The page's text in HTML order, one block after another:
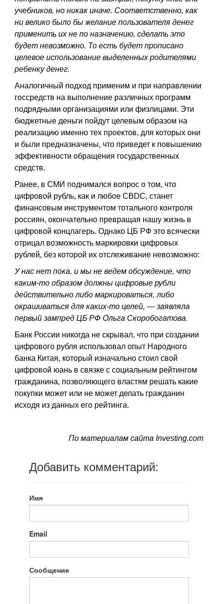
учебников, но никак иначе. Соответственно, как
ни велико было бы желание пользователя денег
применить их не по назначению, сделать это
будет невозможно. То есть будет прописано
целевое использование выделенных родителями
ребенку денег.
Аналогичный подход применим и при направлении
госсредств на выполнение различных программ
подрядными организациями или физлицами. Эти
бюджетные деньги пойдут целевым образом на
реализацию именно тех проектов, для которых они
и были предназначены, что приведет к повышению
эффективности обращения государственных
средств.
Ранее, в СМИ поднимался вопрос о том, что
цифровой рубль, как и любое CBDC, станет
финансовым инструментом тотального контроля
россиян, окончательно превращая нашу жизнь в
цифровой концлагерь. Однако ЦБ РФ это всячески
отрицал возможность маркировки цифровых
рублей, без которой их отслеживание невозможно:
У нас нет пока, и мы не ведем обсуждение, что
каким-то образом должны цифровые рубли
действительно либо маркироваться, либо
окрашиваться для каких-то целей, — заявляла
первый зампред ЦБ РФ Ольга Скоробогатова.
Банк России никогда не скрывал, что при создании
цифрового рубля использовал опыт Народного
банка Китая, который изначально стоил свой
цифровой юань в связке с социальным рейтингом
гражданина, позволяющего властям решать какие
покупки может или не может делать гражданин
исходя из данных его рейтинга.
По материалам сайта Investing.com
Добавить комментарий:
Имя
Email
Сообщение